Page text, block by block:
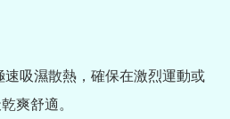
吸濕散熱，確保在激烈運動或
爽舒適。